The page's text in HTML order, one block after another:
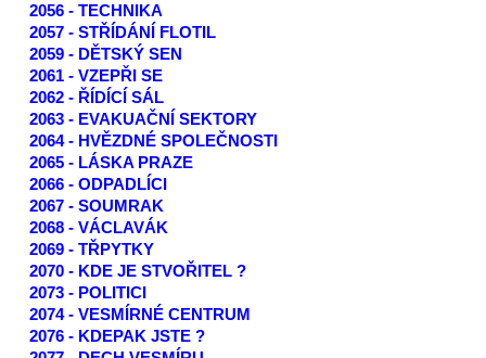
2056 - TECHNIKA
2057 - STŘÍDÁNÍ FLOTIL
2059 - DĚTSKÝ SEN
2061 - VZEPŘI SE
2062 - ŘÍDÍCÍ SÁL
2063 - EVAKUAČNÍ SEKTORY
2064 - HVĚZDNÉ SPOLEČNOSTI
2065 - LÁSKA PRAZE
2066 - ODPADLÍCI
2067 - SOUMRAK
2068 - VÁCLAVÁK
2069 - TŘPYTKY
2070 - KDE JE STVOŘITEL ?
2073 - POLITICI
2074 - VESMÍRNÉ CENTRUM
2076 - KDEPAK JSTE ?